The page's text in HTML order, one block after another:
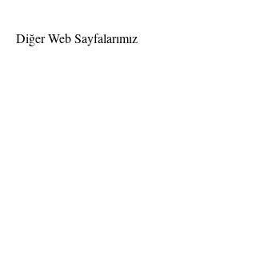
Diğer Web Sayfalarımız